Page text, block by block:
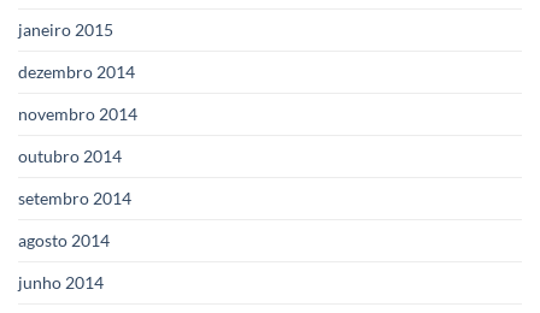
janeiro 2015
dezembro 2014
novembro 2014
outubro 2014
setembro 2014
agosto 2014
junho 2014